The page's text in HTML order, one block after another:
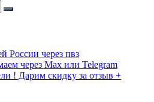
России через пвз
через Max или Telegram
! Дарим скидку за отзыв +